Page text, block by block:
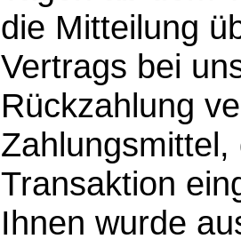
die Mitteilung
Vertrags bei
Rückzahlung
Transaktion
Ihnen wurde